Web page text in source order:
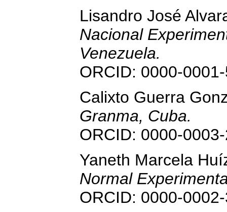
Lisandro José
Nacional
Venezuela.
ORCID: 0000-
Calixto Guerra
Granma, Cuba.
ORCID: 0000-
Yaneth Marcela
Normal
ORCID: 0000-